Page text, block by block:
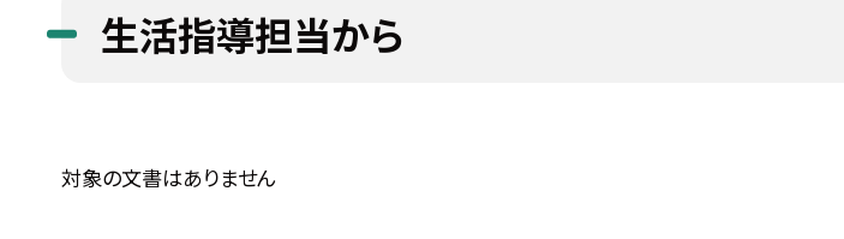
生活指導担当から
対象の文書はありません